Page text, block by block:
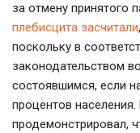
за отмену принятого
плебисцита засчитали
поскольку в
законодательством
состоявшимся, если
процентов
продемонстрировал,